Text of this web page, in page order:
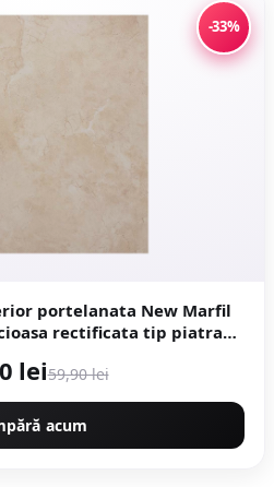
-33%
portelanata New Marfil
lei59,90 lei
acum